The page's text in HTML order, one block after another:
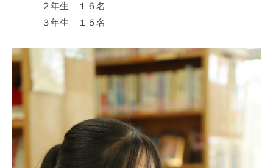
２年生 １６名
３年生 １５名